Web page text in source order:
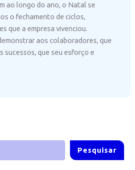
ao longo do ano, o Natal se
o fechamento de ciclos,
que a empresa vivenciou.
aos colaboradores, que
sucessos, que seu esforço e
Pesquisar